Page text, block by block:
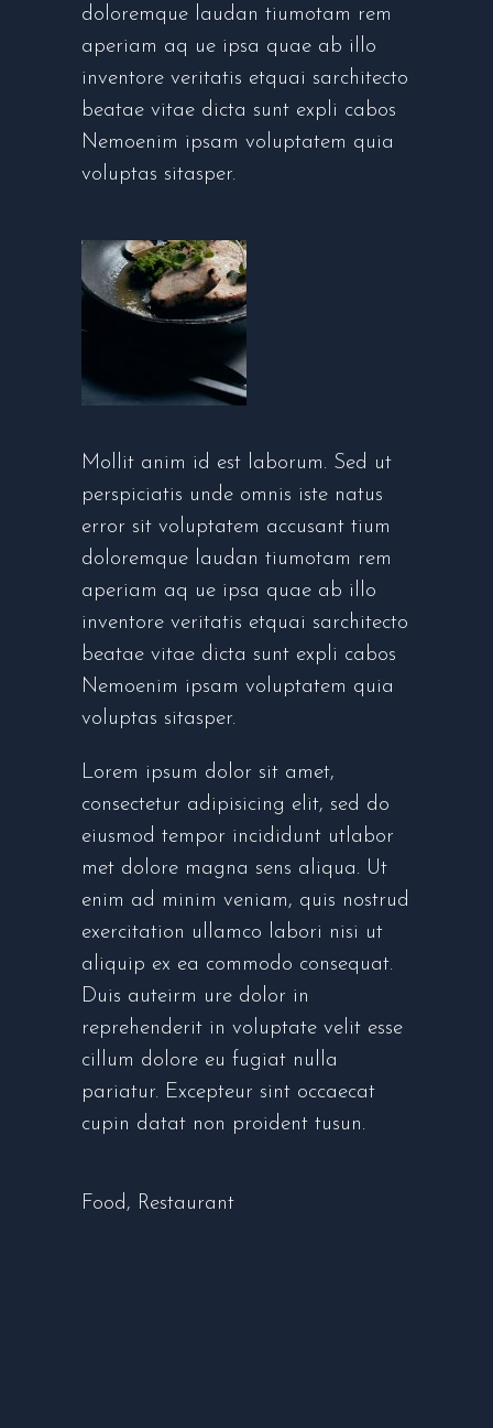
doloremque laudan tiumotam rem
aperiam aq ue ipsa quae ab illo
inventore veritatis etquai sarchitecto
beatae vitae dicta sunt expli cabos
Nemoenim ipsam voluptatem quia
voluptas sitasper.
Mollit anim id est laborum. Sed ut
perspiciatis unde omnis iste natus
error sit voluptatem accusant tium
doloremque laudan tiumotam rem
aperiam aq ue ipsa quae ab illo
inventore veritatis etquai sarchitecto
beatae vitae dicta sunt expli cabos
Nemoenim ipsam voluptatem quia
voluptas sitasper.
Lorem ipsum dolor sit amet,
consectetur adipisicing elit, sed do
eiusmod tempor incididunt utlabor
met dolore magna sens aliqua. Ut
enim ad minim veniam, quis nostrud
exercitation ullamco labori nisi ut
aliquip ex ea commodo consequat.
Duis auteirm ure dolor in
reprehenderit in voluptate velit esse
cillum dolore eu fugiat nulla
pariatur. Excepteur sint occaecat
cupin datat non proident tusun.
Food, Restaurant